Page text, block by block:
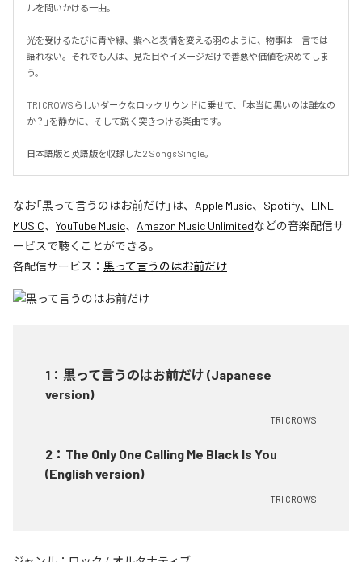
ルを問いかける一曲。
光を受けるたびに青や緑、紫へと表情を変える羽のように、物事は一言では
語れない。それでも人は、見た目やイメージだけで善悪や価値を決めてしま
う。
TRI CROWSらしいダークなロックサウンドに乗せて、「本当に黒いのは誰なの
か？」を静かに、そして鋭く突きつける楽曲です。
日本語版と英語版を収録した2 Songs Single。
なお「黒って言うのはお前だけ」は、 Apple Music、 Spotify、 LINE
MUSIC、 YouTube Music、 Amazon Music Unlimitedなどの音楽配信サ
ービスで聴くことができる。
各配信サービス： 黒って言うのはお前だけ
1 ： 黒って言うのはお前だけ (Japanese
version)
TRI CROWS
2 ： The Only One Calling Me Black Is You
(English version)
TRI CROWS